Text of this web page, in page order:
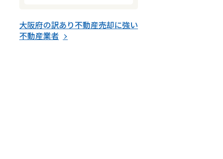
大阪府の訳あり不動産売却に強い
不動産業者